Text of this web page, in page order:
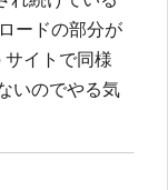
ードの部分が
イトで同様
いのでやる気